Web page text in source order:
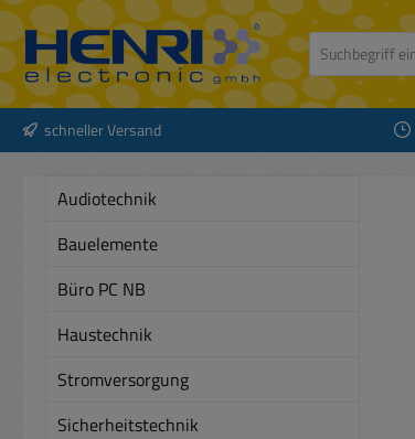
Hauptinhalt springen
Zur Suche springen
Zur Hauptnavigation springen
schneller Versand
Audiotechnik
Bauelemente
Büro PC NB
Haustechnik
Stromversorgung
Sicherheitstechnik